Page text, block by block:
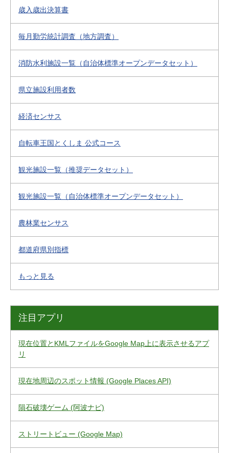
歳入歳出決算書
毎月勤労統計調査（地方調査）
消防水利施設一覧（自治体標準オープンデータセット）
県立施設利用者数
経済センサス
自転車王国とくしま 公式コース
観光施設一覧（推奨データセット）
観光施設一覧（自治体標準オープンデータセット）
農林業センサス
都道府県別指標
もっと見る
注目アプリ
現在位置とKMLファイルをGoogle Map上に表示させるアプ
リ
現在地周辺のスポット情報 (Google Places API)
隕石破壊ゲーム (阿波ナビ)
ストリートビュー (Google Map)